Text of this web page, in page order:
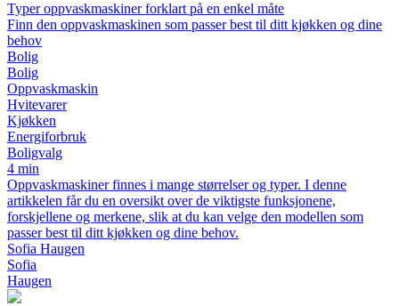
Typer oppvaskmaskiner forklart på en enkel måte
Finn den oppvaskmaskinen som passer best til ditt kjøkken og dine
behov
Bolig
Bolig
Oppvaskmaskin
Hvitevarer
Kjøkken
Energiforbruk
Boligvalg
4 min
Oppvaskmaskiner finnes i mange størrelser og typer. I denne
artikkelen får du en oversikt over de viktigste funksjonene,
forskjellene og merkene, slik at du kan velge den modellen som
passer best til ditt kjøkken og dine behov.
Sofia Haugen
Sofia
Haugen